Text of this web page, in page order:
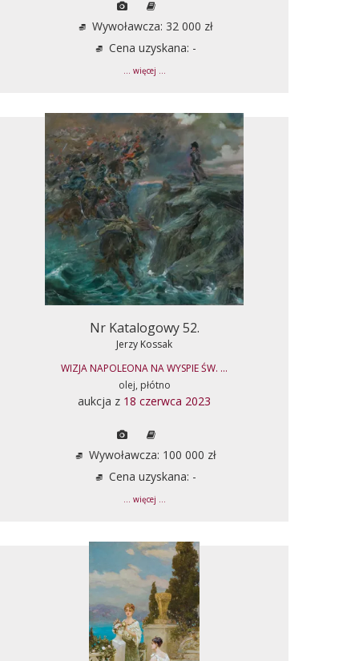
Wywoławcza: 32 000 zł
Cena uzyskana: -
... więcej ...
Nr Katalogowy 52.
Jerzy Kossak
WIZJA NAPOLEONA NA WYSPIE ŚW. ...
olej, płótno
aukcja z 18 czerwca 2023
Wywoławcza: 100 000 zł
Cena uzyskana: -
... więcej ...